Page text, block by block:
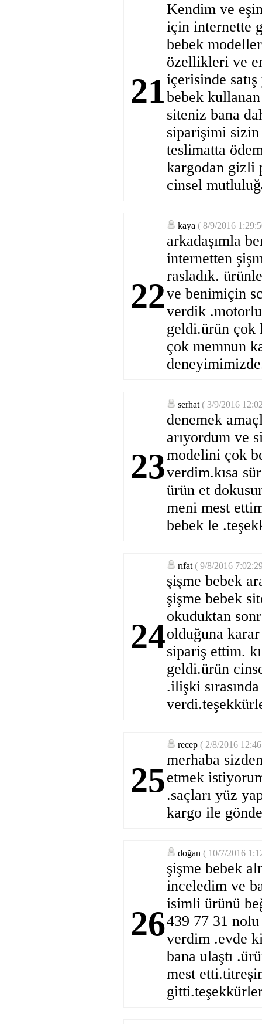
21
Kendim ve
için internette
bebek
özellikleri ve
içerisinde
bebek
siteniz bana
siparişimi sizin
teslimatta
kargodan gizli
cinsel
22
kaya ( 8/9/2016
arkadaşımla
internetten
rasladık.
ve benimiçin
verdik
geldi.ürün çok
çok memnun
23
serhat ( 3/9/2016
denemek
arıyordum ve
modelini çok
verdim.kısa
ürün et
meni mest
bebek le
24
rıfat ( 9/8/2016
şişme bebek
şişme bebek
okuduktan
olduğuna
sipariş ettim.
geldi.ürün
.ilişki
25
recep ( 2/8/2016
merhaba
etmek
.saçları yüz
kargo ile
26
doğan ( 10/7/2016
şişme bebek
inceledim ve
isimli ürünü
439 77 31 nolu
verdim .evde
bana ulaştı
mest